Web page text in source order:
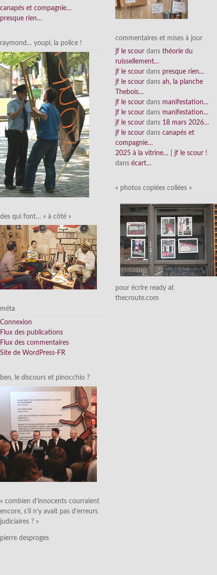
canapés et compagnie…
presque rien…
raymond… youpi, la police !
des qui font… « à côté »
méta
Connexion
Flux des publications
Flux des commentaires
Site de WordPress-FR
ben, le discours et pinocchio ?
« combien d’innocents courraient
encore, s’il n’y avait pas d’erreurs
judiciaires ? »
pierre desproges
commentaires et mises à jour
jf le scour dans théorie du
ruissellement…
jf le scour dans presque rien…
jf le scour dans ah, la planche
Thebois…
jf le scour dans manifestation…
jf le scour dans manifestation…
jf le scour dans 18 mars 2026…
jf le scour dans canapés et
compagnie…
2025 à la vitrine… | jf le scour !
dans écart…
« photos copiées collées »
pour écrire ready at
thecroute.com